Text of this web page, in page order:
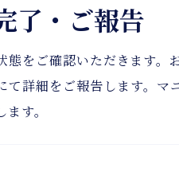
了・ご報告
態をご確認いただきます。
て詳細をご報告します。マ
す。